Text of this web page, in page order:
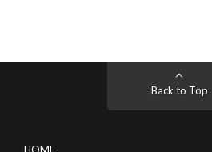
Back to Top